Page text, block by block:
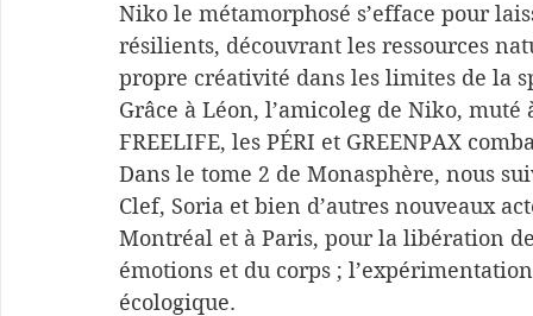
Niko le métamorphosé s’efface pour
résilients, découvrant les ressources
propre créativité dans les limites de la
Grâce à Léon, l’amicoleg de Niko, muté
FREELIFE, les PÉRI et GREENPAX
Dans le tome 2 de Monasphère, nous
Clef, Soria et bien d’autres nouveaux
Montréal et à Paris, pour la libération
émotions et du corps ;
écologique.